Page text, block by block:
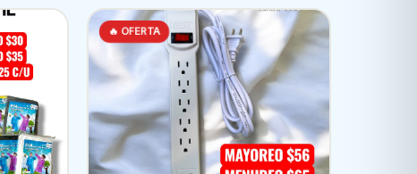
🔥 OFERTA